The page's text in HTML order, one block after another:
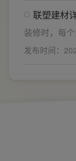
关键。如果
够，或者开
今后的日常
隐患。 所以
联塑建材
选，开关
装修时，每
业主在挑选
插座、开关
发布时间：